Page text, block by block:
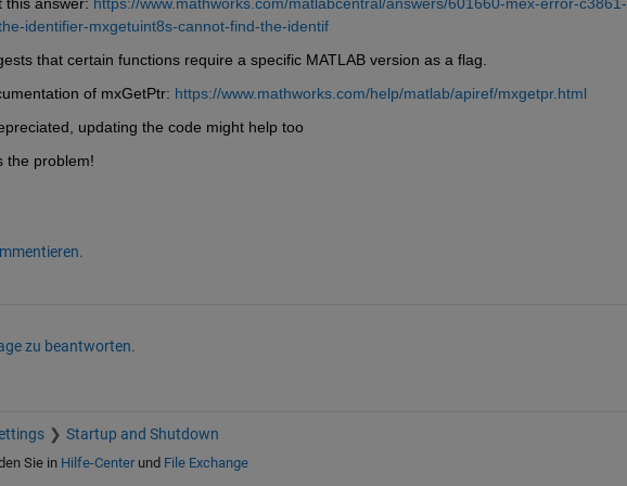
identifier-mxgetuint8s-cannot-find-the-identif
that certain functions require a specific MATLAB version as a flag.
of mxGetPtr: https://www.mathworks.com/help/matlab/apiref/mxgetpr.html
updating the code might help too
the problem!
zu beantworten.
Startup and Shutdown
Sie in Hilfe-Centerund File Exchange